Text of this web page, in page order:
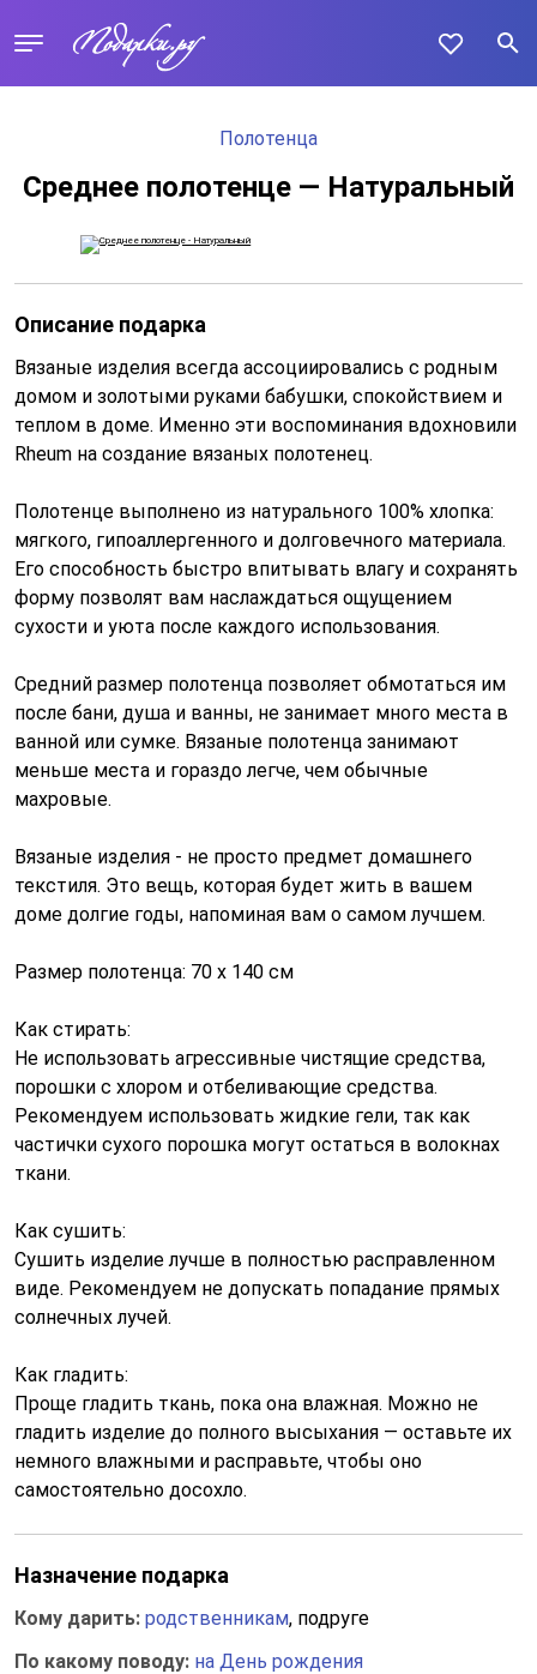
Полотенца
Среднее полотенце — Натуральный
Описание подарка
Вязаные изделия всегда ассоциировались с родным
домом и золотыми руками бабушки, спокойствием и
теплом в доме. Именно эти воспоминания вдохновили
Rheum на создание вязаных полотенец.
Полотенце выполнено из натурального 100% хлопка:
мягкого, гипоаллергенного и долговечного материала.
Его способность быстро впитывать влагу и сохранять
форму позволят вам наслаждаться ощущением
сухости и уюта после каждого использования.
Средний размер полотенца позволяет обмотаться им
после бани, душа и ванны, не занимает много места в
ванной или сумке. Вязаные полотенца занимают
меньше места и гораздо легче, чем обычные
махровые.
Вязаные изделия - не просто предмет домашнего
текстиля. Это вещь, которая будет жить в вашем
доме долгие годы, напоминая вам о самом лучшем.
Размер полотенца: 70 х 140 см
Как стирать:
Не использовать агрессивные чистящие средства,
порошки с хлором и отбеливающие средства.
Рекомендуем использовать жидкие гели, так как
частички сухого порошка могут остаться в волокнах
ткани.
Как сушить:
Сушить изделие лучше в полностью расправленном
виде. Рекомендуем не допускать попадание прямых
солнечных лучей.
Как гладить:
Проще гладить ткань, пока она влажная. Можно не
гладить изделие до полного высыхания — оставьте их
немного влажными и расправьте, чтобы оно
самостоятельно досохло.
Назначение подарка
Кому дарить: родственникам, подруге
По какому поводу: на День рождения